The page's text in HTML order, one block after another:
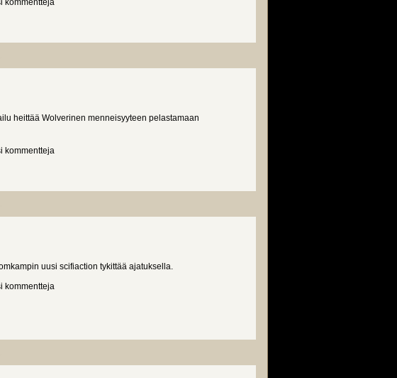
kommentteja
heittää Wolverinen menneisyyteen pelastamaan
kommentteja
uusi scifiaction tykittää ajatuksella.
kommentteja